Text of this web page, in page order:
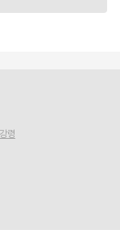
령